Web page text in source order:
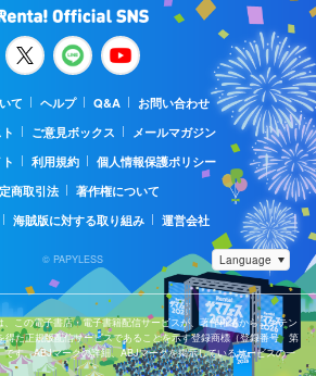
て ヘルプ Q&A
お問い合わせ
ご意見ボックス
メールマガジン
利用規約
個人情報保護ポリシー
商取引法
著作権について
海賊版に対する取り組み 運営会社
© PAPYLESS
、この電子書店・電子書籍配信サービスが、著作権者からコンテン
得た正規版配信サービスであることを示す登録商標（登録番号 第
です。ABJマークの詳細、ABJマークを掲示しているサービスの一